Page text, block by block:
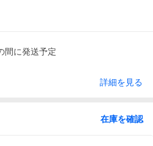
間に発送予定
詳細を見る
在庫を確認